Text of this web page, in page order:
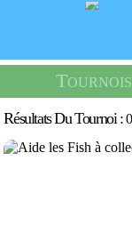
Tournois
Résultats Du Tournoi :